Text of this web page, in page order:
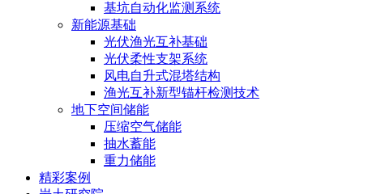
基坑自动化监测系统
新能源基础
光伏渔光互补基础
光伏柔性支架系统
风电自升式混塔结构
渔光互补新型锚杆检测技术
地下空间储能
压缩空气储能
抽水蓄能
重力储能
精彩案例